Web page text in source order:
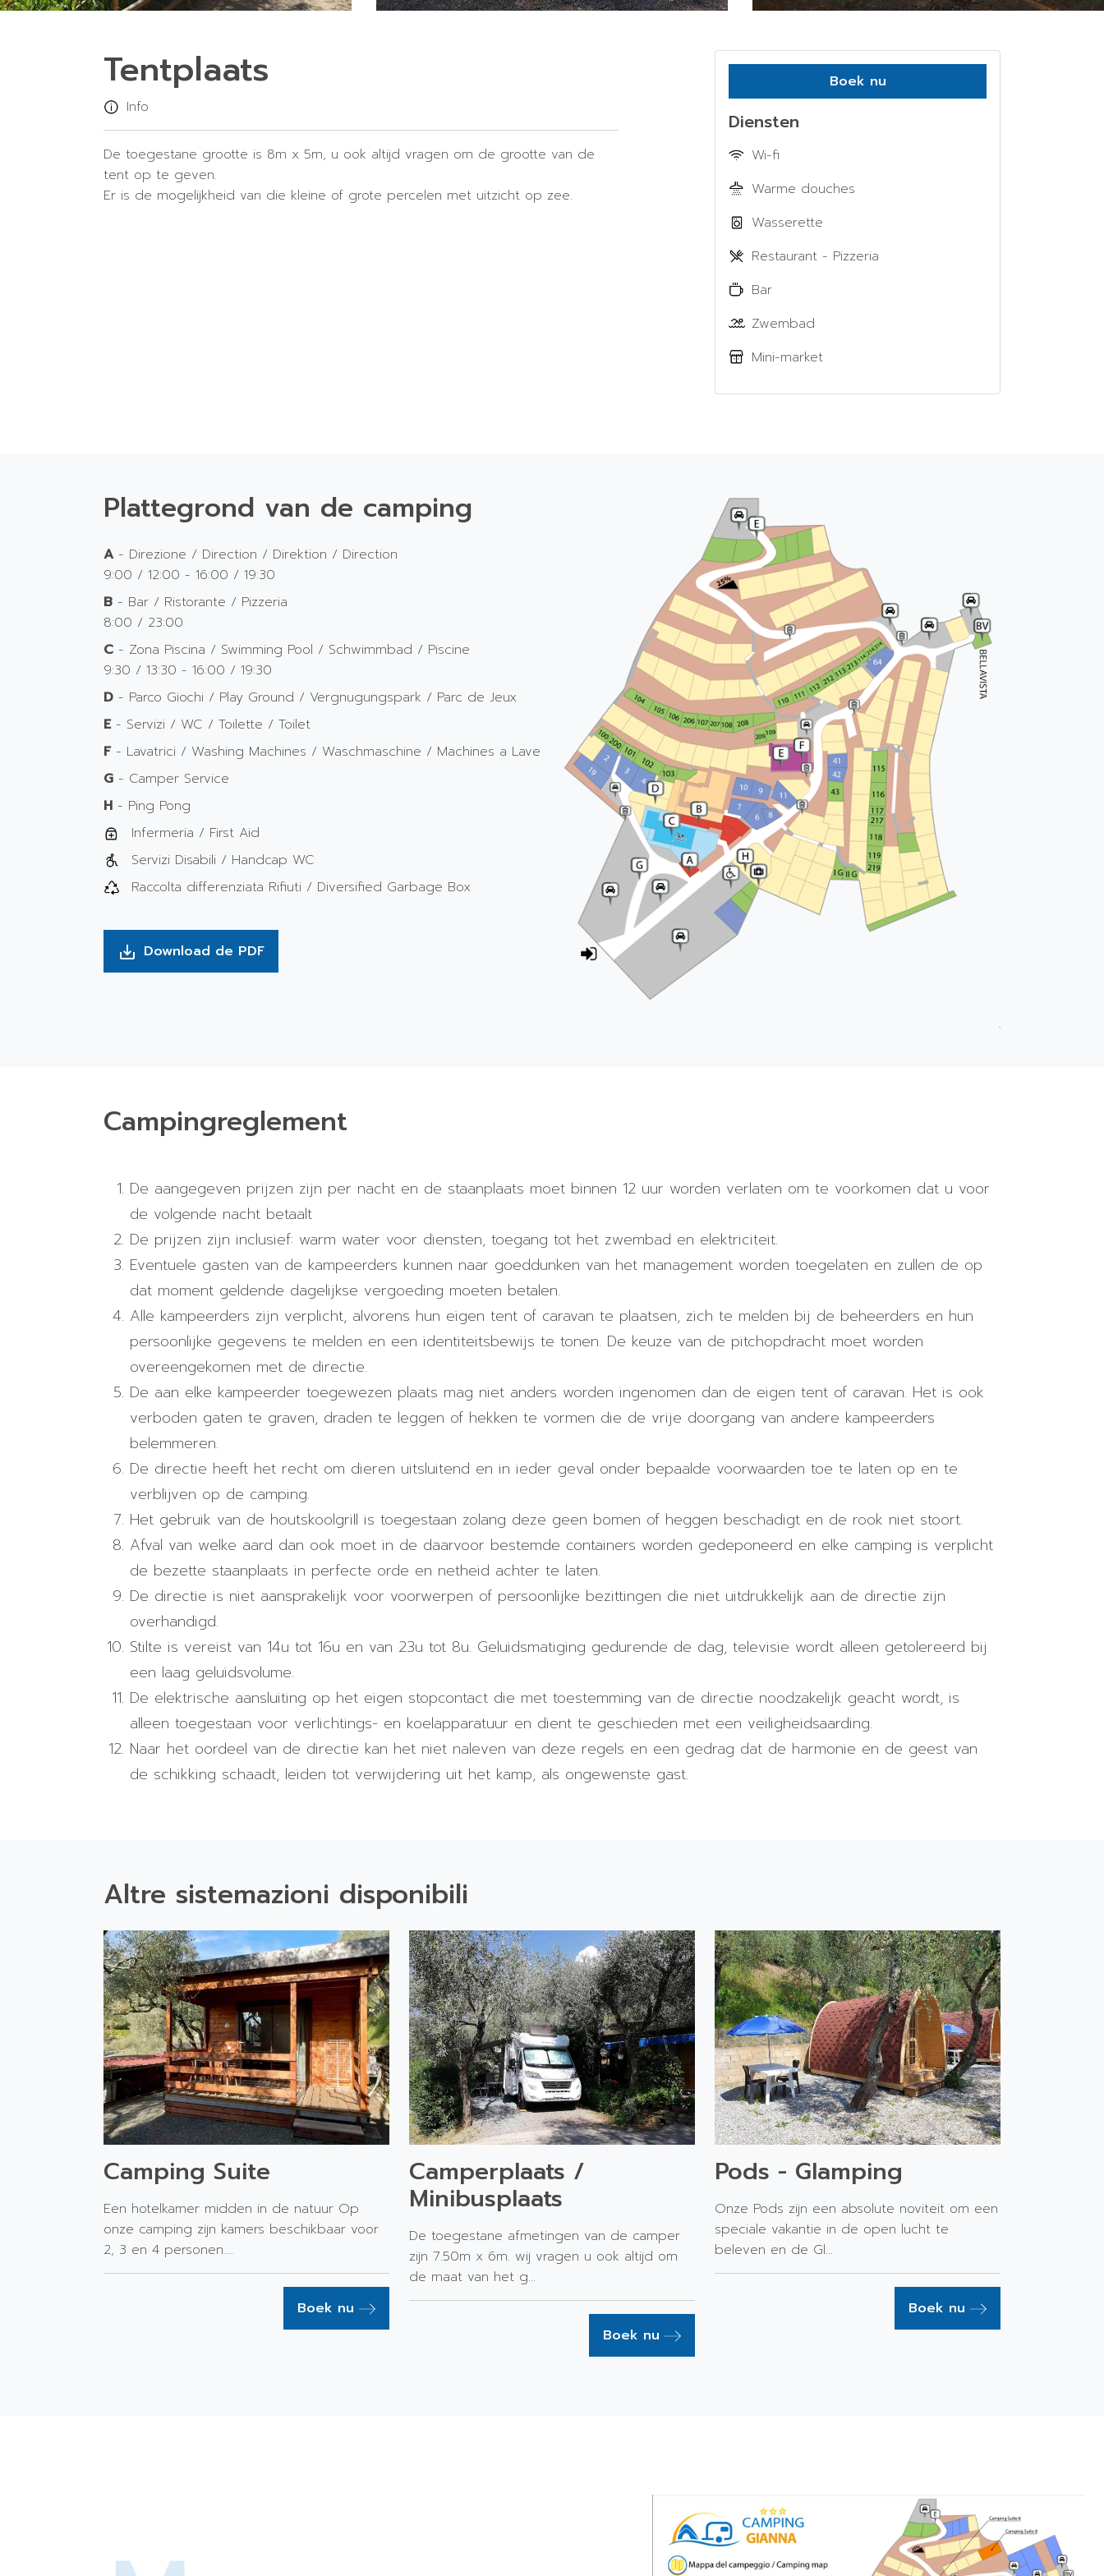
Tentplaats
Info
De toegestane grootte is 8m x 5m, u ook altijd vragen om de grootte van de
tent op te geven.
Er is de mogelijkheid van die kleine of grote percelen met uitzicht op zee.
Boek nu
Diensten
Wi-fi
Warme douches
Wasserette
Restaurant - Pizzeria
Bar
Zwembad
Mini-market
Plattegrond van de camping
A- Direzione / Direction / Direktion / Direction
9:00 / 12:00 - 16:00 / 19:30
B - Bar / Ristorante / Pizzeria
8:00 / 23:00
C - Zona Piscina / Swimming Pool / Schwimmbad / Piscine
9:30 / 13:30 - 16:00 / 19:30
D - Parco Giochi / Play Ground / Vergnugungspark / Parc de Jeux
E- Servizi / WC / Toilette / Toilet
F- Lavatrici / Washing Machines / Waschmaschine / Machines a Lave
G - Camper Service
H - Ping Pong
Infermeria / First Aid
Servizi Disabili / Handcap WC
Raccolta differenziata Rifiuti / Diversified Garbage Box
save_alt Download de PDF
Campingreglement
De aangegeven prijzen zijn per nacht en de staanplaats moet binnen 12 uur worden verlaten om te voorkomen dat u voor
de volgende nacht betaalt
De prijzen zijn inclusief: warm water voor diensten, toegang tot het zwembad en elektriciteit.
Eventuele gasten van de kampeerders kunnen naar goeddunken van het management worden toegelaten en zullen de op
dat moment geldende dagelijkse vergoeding moeten betalen.
Alle kampeerders zijn verplicht, alvorens hun eigen tent of caravan te plaatsen, zich te melden bij de beheerders en hun
persoonlijke gegevens te melden en een identiteitsbewijs te tonen. De keuze van de pitchopdracht moet worden
overeengekomen met de directie.
De aan elke kampeerder toegewezen plaats mag niet anders worden ingenomen dan de eigen tent of caravan. Het is ook
verboden gaten te graven, draden te leggen of hekken te vormen die de vrije doorgang van andere kampeerders
belemmeren.
De directie heeft het recht om dieren uitsluitend en in ieder geval onder bepaalde voorwaarden toe te laten op en te
verblijven op de camping.
Het gebruik van de houtskoolgrill is toegestaan ​​zolang deze geen bomen of heggen beschadigt en de rook niet stoort.
Afval van welke aard dan ook moet in de daarvoor bestemde containers worden gedeponeerd en elke camping is verplicht
de bezette staanplaats in perfecte orde en netheid achter te laten.
De directie is niet aansprakelijk voor voorwerpen of persoonlijke bezittingen die niet uitdrukkelijk aan de directie zijn
overhandigd.
Stilte is vereist van 14u tot 16u en van 23u tot 8u. Geluidsmatiging gedurende de dag, televisie wordt alleen getolereerd bij
een laag geluidsvolume.
De elektrische aansluiting op het eigen stopcontact die met toestemming van de directie noodzakelijk geacht wordt, is
alleen toegestaan ​​voor verlichtings- en koelapparatuur en dient te geschieden met een veiligheidsaarding.
Naar het oordeel van de directie kan het niet naleven van deze regels en een gedrag dat de harmonie en de geest van
de schikking schaadt, leiden tot verwijdering uit het kamp, ​​als ongewenste gast.
Altre sistemazioni disponibili
Camping Suite
Een hotelkamer midden in de natuur Op
onze camping zijn kamers beschikbaar voor
2, 3 en 4 personen....
Boek nu
Camperplaats /
Minibusplaats
De toegestane afmetingen van de camper
zijn 7.50m x 6m. wij vragen u ook altijd om
de maat van het g...
Boek nu
Pods - Glamping
Onze Pods zijn een absolute noviteit om een
​​speciale vakantie in de open lucht te
beleven en de Gl...
Boek nu